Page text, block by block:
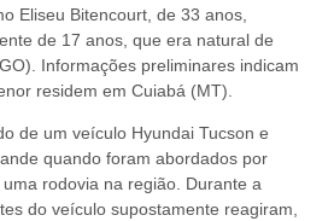
Eliseu Bitencourt, de 33 anos,
de 17 anos, que era natural de
Informações preliminares indicam
residem em Cuiabá (MT).
de um veículo Hyundai Tucson e
quando foram abordados por
rodovia na região. Durante a
do veículo supostamente reagiram,